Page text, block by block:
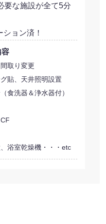
要な施設が全て5分
ョン済！
容
取り変更
貼、天井照明設置
食洗器＆浄水器付）
浴室乾燥機・・・etc